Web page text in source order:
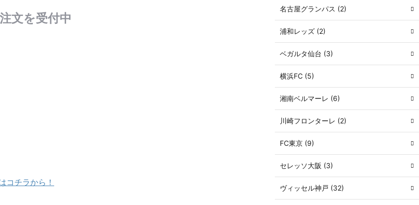
文を受付中
コチラから！
名古屋グランパス (2)
浦和レッズ (2)
ベガルタ仙台 (3)
横浜FC (5)
湘南ベルマーレ (6)
川崎フロンターレ (2)
FC東京 (9)
セレッソ大阪 (3)
ヴィッセル神戸 (32)